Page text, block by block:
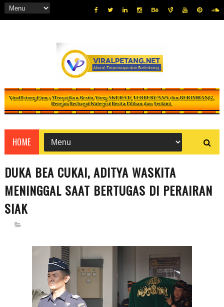
HOME
DUKA BEA CUKAI, ADITYA WASKITA
MENINGGAL SAAT BERTUGAS DI PERAIRAN
SIAK